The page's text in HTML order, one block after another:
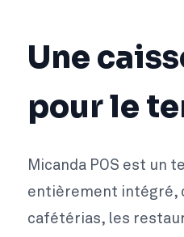
Une
pour le
Micanda POS est un
entièrement intégré,
cafétérias, les